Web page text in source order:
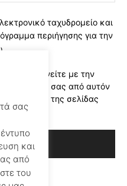
ταχυδρομείο και
περιήγησης για την
συμφωνείτε με την
δεδομένων σας από αυτόν
χρήσης της σελίδας
σας
και
από
του